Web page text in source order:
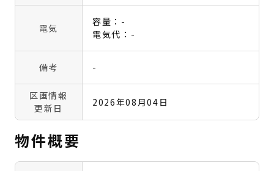
電気
容量：-
電気代：-
備考 -
区画情報
更新日
2026年08月04日
物件概要